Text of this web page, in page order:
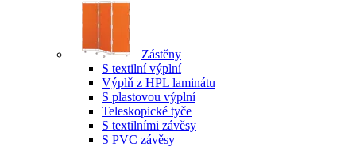
Zástěny
S textilní výplní
Výplň z HPL laminátu
S plastovou výplní
Teleskopické tyče
S textilními závěsy
S PVC závěsy